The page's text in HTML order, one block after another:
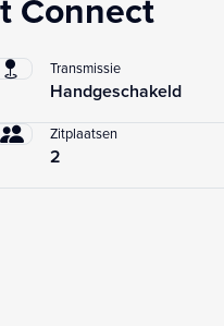
Transmissie
Handgeschakeld
Zitplaatsen
2